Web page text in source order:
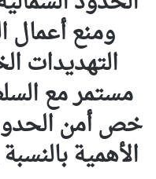
ومنع أعمال
التهديدات
مستمر مع
خص أمن
الأهمية